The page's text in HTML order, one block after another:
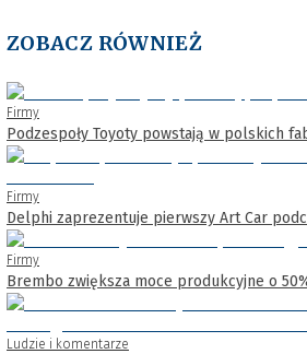
ZOBACZ RÓWNIEŻ
Firmy
Podzespoły Toyoty powstają w polskich
Firmy
Delphi zaprezentuje pierwszy Art Car
Firmy
Brembo zwiększa moce produkcyjne o
Ludzie i komentarze